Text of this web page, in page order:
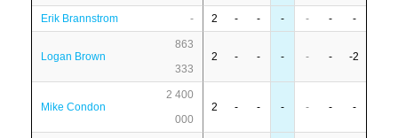
Erik Brannstrom - 2 - - - - - -
Logan Brown
863
333
2 - - - - - -2
Mike Condon
2 400
000
2 - - - - - -